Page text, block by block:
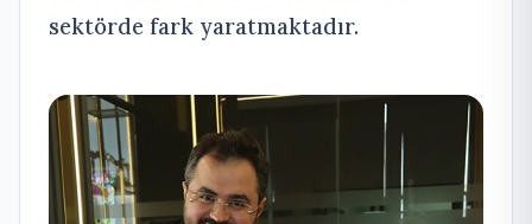
sektörde fark yaratmaktadır.